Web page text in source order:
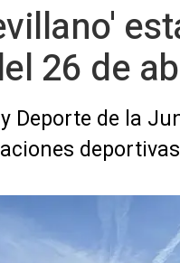
26 de
Deporte de la
deportivas